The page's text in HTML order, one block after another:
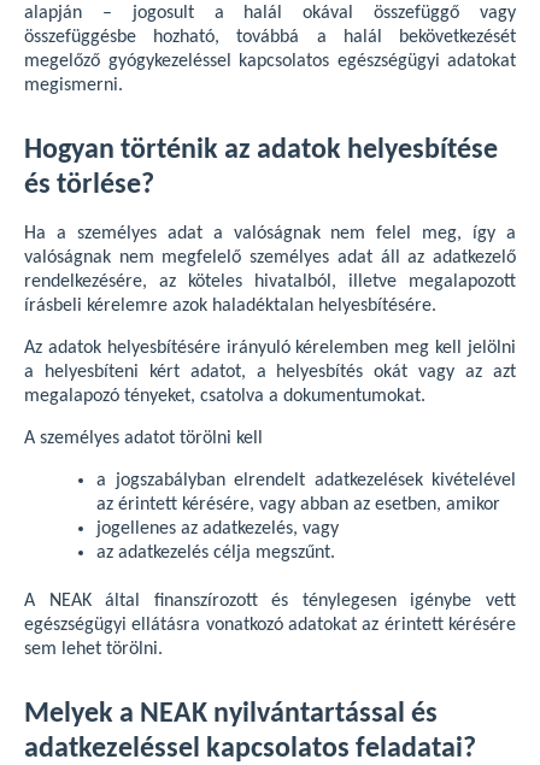
alapján – jogosult a halál okával összefüggő vagy
összefüggésbe hozható, továbbá a halál bekövetkezését
megelőző gyógykezeléssel kapcsolatos egészségügyi adatokat
megismerni.
Hogyan történik az adatok helyesbítése
és törlése?
Ha a személyes adat a valóságnak nem felel meg, így a
valóságnak nem megfelelő személyes adat áll az adatkezelő
rendelkezésére, az köteles hivatalból, illetve megalapozott
írásbeli kérelemre azok haladéktalan helyesbítésére.
Az adatok helyesbítésére irányuló kérelemben meg kell jelölni
a helyesbíteni kért adatot, a helyesbítés okát vagy az azt
megalapozó tényeket, csatolva a dokumentumokat.
A személyes adatot törölni kell
a jogszabályban elrendelt adatkezelések kivételével
az érintett kérésére, vagy abban az esetben, amikor
jogellenes az adatkezelés, vagy
az adatkezelés célja megszűnt.
A NEAK által finanszírozott és ténylegesen igénybe vett
egészségügyi ellátásra vonatkozó adatokat az érintett kérésére
sem lehet törölni.
Melyek a NEAK nyilvántartással és
adatkezeléssel kapcsolatos feladatai?